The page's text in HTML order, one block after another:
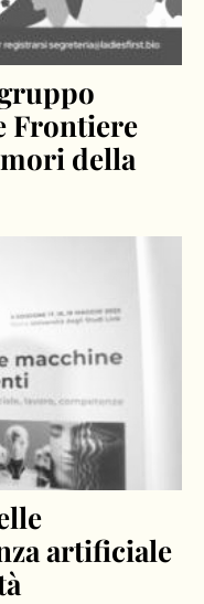
Frontiere
della
artificiale